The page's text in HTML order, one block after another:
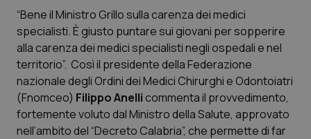
Scienza e Farmaci
Studi e Analisi
Lettere al direttore
Edizioni Regionali
“Bene il Ministro Grillo sulla carenza dei medici
specialisti. È giusto puntare sui giovani per sopperire
alla carenza dei medici specialisti negli ospedali e nel
territorio”. Così il presidente della Federazione
nazionale degli Ordini dei Medici Chirurghi e Odontoiatri
(Fnomceo) Filippo Anellicommenta il provvedimento,
fortemente voluto dal Ministro della Salute, approvato
nell’ambito del “Decreto Calabria”, che permette di far